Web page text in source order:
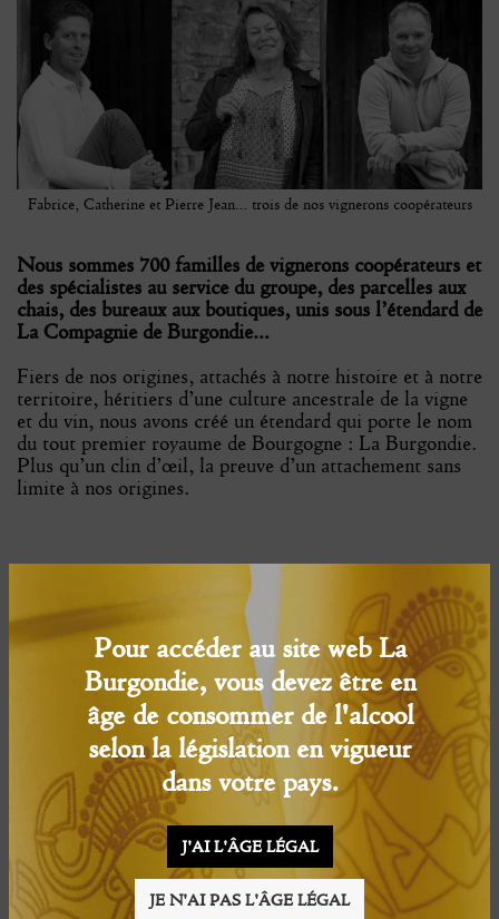
Pour accéder au site web La
Burgondie, vous devez être en
âge de consommer de l'alcool
selon la législation en vigueur
dans votre pays.
J'AI L'ÂGE LÉGAL
JE N'AI PAS L'ÂGE LÉGAL
Fabrice, Catherine et Pierre Jean… trois de nos vignerons coopérateurs
Nous sommes 700 familles de vignerons coopérateurs et
des spécialistes au service du groupe, des parcelles aux
chais, des bureaux aux boutiques, unis sous l’étendard de
La Compagnie de Burgondie…
Fiers de nos origines, attachés à notre histoire et à notre
territoire, héritiers d’une culture ancestrale de la vigne
et du vin, nous avons créé un étendard qui porte le nom
du tout premier royaume de Bourgogne : La Burgondie.
Plus qu’un clin d’œil, la preuve d’un attachement sans
limite à nos origines.
Être responsables
Henri, Jean, Mathieu et Victor… une famille, quatre générations